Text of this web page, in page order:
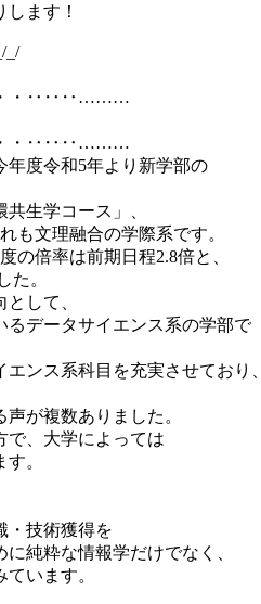
ます！
_/
・‥‥‥………
・‥‥‥………
年度令和5年より新学部の
生学コース」、
も文理融合の学際系です。
の倍率は前期日程2.8倍と、
た。
して、
るデータサイエンス系の学部で
ンス系科目を充実させており、
が複数ありました。
で、大学によっては
。
・技術獲得を
純粋な情報学だけでなく、
います。